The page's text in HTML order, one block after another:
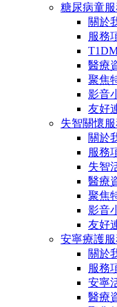
糖尿病童服
關於
服務
醫療
聚焦
影音
友好
失智關懷
關於
服務
失智
醫療
聚焦
影音
友好
安寧療護服
關於
服務
安寧
醫療